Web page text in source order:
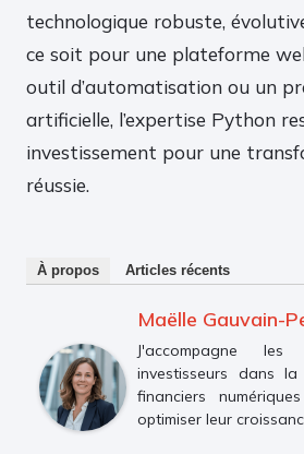
technologique robuste,
ce soit pour une plateforme
outil d’automatisation ou un
artificielle, l’expertise Python
investissement pour une
réussie.
À propos Articles récents
Maëlle Gauvain-
J'accompagne les
investisseurs dans
financiers
optimiser leur